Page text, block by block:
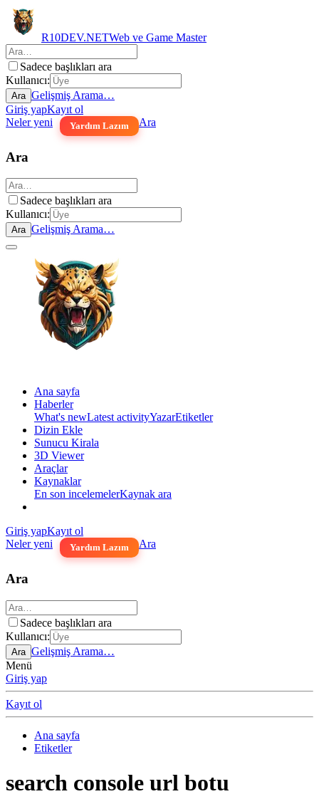
R10DEV.NETWeb ve Game Master
Sadece başlıkları ara
Kullanıcı:
Ara Gelişmiş Arama…
Giriş yapKayıt ol
Neler yeni
Yardım Lazım Ara
Ara
Sadece başlıkları ara
Kullanıcı:
Ara Gelişmiş Arama…
Ana sayfa
Haberler
What's newLatest activityYazarEtiketler
Dizin Ekle
Sunucu Kirala
3D Viewer
Araçlar
Kaynaklar
En son incelemelerKaynak ara
Giriş yapKayıt ol
Neler yeni
Yardım Lazım Ara
Ara
Sadece başlıkları ara
Kullanıcı:
Ara Gelişmiş Arama…
Menü
Giriş yap
Kayıt ol
Ana sayfa
Etiketler
search console url botu